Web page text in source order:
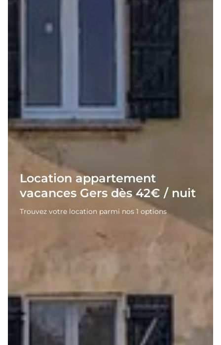
Location appartement
vacances Gers dès 42€ / nuit
Trouvez votre location parmi nos 1 options